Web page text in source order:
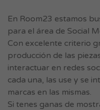
En Room23 estamos
para el área de Social
Con excelente criterio
producción de las
interactuar en redes
cada una, las use y se
marcas en las mismas.
Si tenes ganas de